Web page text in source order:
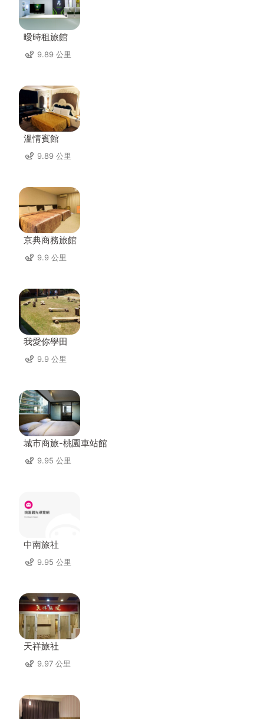
曖時租旅館
9.89 公里
溫情賓館
9.89 公里
京典商務旅館
9.9 公里
我愛你學田
9.9 公里
城市商旅-桃園車站館
9.95 公里
中南旅社
9.95 公里
天祥旅社
9.97 公里